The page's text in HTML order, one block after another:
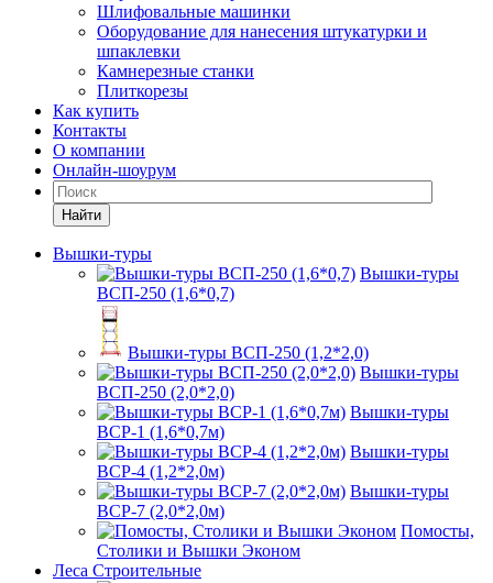
Шлифовальные машинки
Оборудование для нанесения штукатурки и
шпаклевки
Камнерезные станки
Плиткорезы
Как купить
Контакты
О компании
Онлайн-шоурум
Найти
Вышки-туры
Вышки-туры
ВСП-250 (1,6*0,7)
Вышки-туры ВСП-250 (1,2*2,0)
Вышки-туры
ВСП-250 (2,0*2,0)
Вышки-туры
ВСР-1 (1,6*0,7м)
Вышки-туры
ВСР-4 (1,2*2,0м)
Вышки-туры
ВСР-7 (2,0*2,0м)
Помосты,
Столики и Вышки Эконом
Леса Строительные